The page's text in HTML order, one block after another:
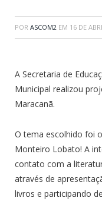
POR ASCOM2 EM 16 DE
A Secretaria de
Municipal realizou
Maracanã.
O tema escolhido foi
Monteiro Lobato! A
contato com a
através de
livros e participando